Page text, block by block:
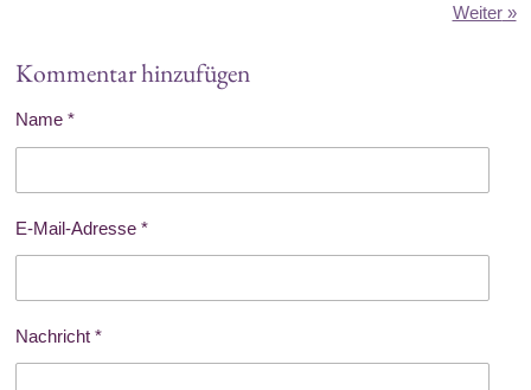
Weiter»
Kommentar hinzufügen
Name *
E-Mail-Adresse *
Nachricht *